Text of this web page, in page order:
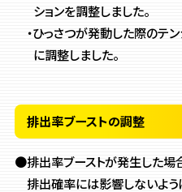
ションを調整しました。
・ひっさつが発動した際のテ
に調整しました。
排出率ブーストの調整
●排出率ブーストが発生した場
排出確率には影響しないよう